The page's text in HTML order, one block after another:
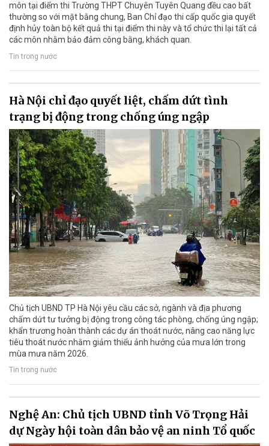
môn tại điểm thi Trường THPT Chuyên Tuyên Quang đều cao bất
thường so với mặt bằng chung, Ban Chỉ đạo thi cấp quốc gia quyết
định hủy toàn bộ kết quả thi tại điểm thi này và tổ chức thi lại tất cả
các môn nhằm bảo đảm công bằng, khách quan.
Tin trong nước
Hà Nội chỉ đạo quyết liệt, chấm dứt tình
trạng bị động trong chống úng ngập
Chủ tịch UBND TP Hà Nội yêu cầu các sở, ngành và địa phương
chấm dứt tư tưởng bị động trong công tác phòng, chống úng ngập;
khẩn trương hoàn thành các dự án thoát nước, nâng cao năng lực
tiêu thoát nước nhằm giảm thiểu ảnh hưởng của mưa lớn trong
mùa mưa năm 2026.
Tin trong nước
Nghệ An: Chủ tịch UBND tỉnh Võ Trọng Hải
dự Ngày hội toàn dân bảo vệ an ninh Tổ quốc